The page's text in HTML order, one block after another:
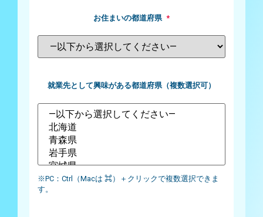
お住まいの都道府県 *
就業先として興味がある都道府県（複数選択可）
※PC：Ctrl（Macは ⌘）＋クリックで複数選択できま
す。